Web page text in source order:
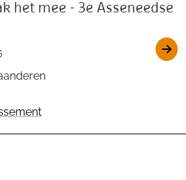
het mee - 3e Asseneedse